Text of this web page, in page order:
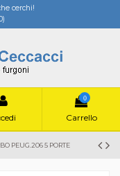
cerchi!
)
0
Carrello
PEUG.206 5 PORTE